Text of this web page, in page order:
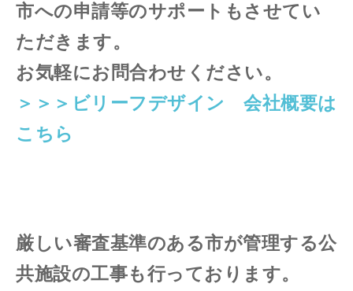
市への申請等のサポートもさせてい
ただきます。
お気軽にお問合わせください。
＞＞＞ビリーフデザイン 会社概要は
こちら
厳しい審査基準のある市が管理する公
共施設の工事も行っております。